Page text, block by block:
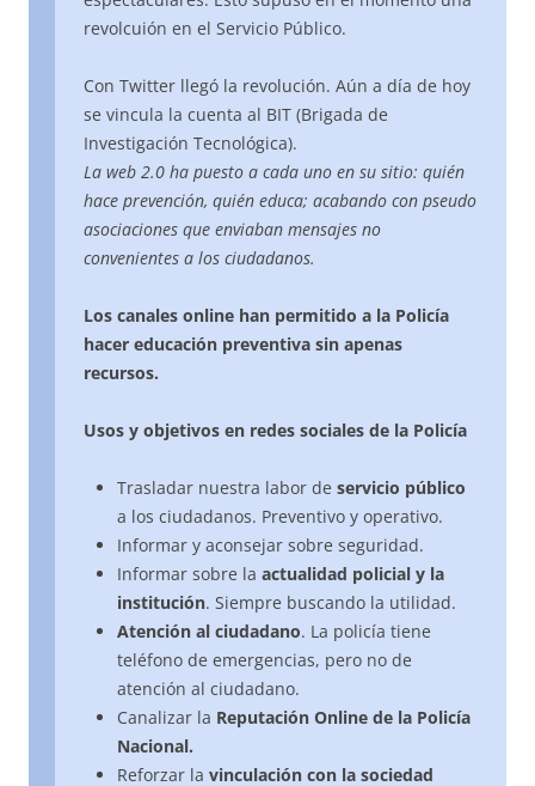
revolcuión en el Servicio Público.
Con Twitter llegó la revolución. Aún a día de hoy
se vincula la cuenta al BIT (Brigada de
Investigación Tecnológica).
La web 2.0 ha puesto a cada uno en su sitio: quién
hace prevención, quién educa; acabando con pseudo
asociaciones que enviaban mensajes no
convenientes a los ciudadanos.
Los canales online han permitido a la Policía
hacer educación preventiva sin apenas
recursos.
Usos y objetivos en redes sociales de la Policía
Trasladar nuestra labor de servicio público
a los ciudadanos. Preventivo y operativo.
Informar y aconsejar sobre seguridad.
Informar sobre la actualidad policial y la
institución. Siempre buscando la utilidad.
Atención al ciudadano. La policía tiene
teléfono de emergencias, pero no de
atención al ciudadano.
Canalizar la Reputación Online de la Policía
Nacional.
Reforzar la vinculación con la sociedad